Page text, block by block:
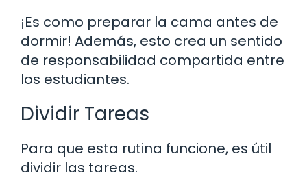
¡Es como preparar la cama antes de
dormir! Además, esto crea un sentido
de responsabilidad compartida entre
los estudiantes.
Dividir Tareas
Para que esta rutina funcione, es útil
dividir las tareas.